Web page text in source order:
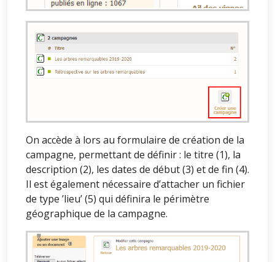
On accède à lors au formulaire de création de la
campagne, permettant de définir : le titre (1), la
description (2), les dates de début (3) et de fin (4).
Il est également nécessaire d’attacher un fichier
de type ’lieu’ (5) qui définira le périmètre
géographique de la campagne.